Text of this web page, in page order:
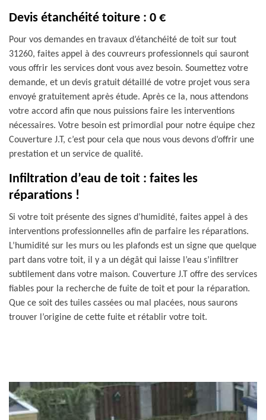
Devis étanchéité toiture : 0 €
Pour vos demandes en travaux d’étanchéité de toit sur tout
31260, faites appel à des couvreurs professionnels qui sauront
vous offrir les services dont vous avez besoin. Soumettez votre
demande, et un devis gratuit détaillé de votre projet vous sera
envoyé gratuitement après étude. Après ce la, nous attendons
votre accord afin que nous puissions faire les interventions
nécessaires. Votre besoin est primordial pour notre équipe chez
Couverture J.T, c’est pour cela que nous vous devons d’offrir une
prestation et un service de qualité.
Infiltration d’eau de toit : faites les
réparations !
Si votre toit présente des signes d’humidité, faites appel à des
interventions professionnelles afin de parfaire les réparations.
L’humidité sur les murs ou les plafonds est un signe que quelque
part dans votre toit, il y a un dégât qui laisse l’eau s’infiltrer
subtilement dans votre maison. Couverture J.T offre des services
fiables pour la recherche de fuite de toit et pour la réparation.
Que ce soit des tuiles cassées ou mal placées, nous saurons
trouver l’origine de cette fuite et rétablir votre toit.